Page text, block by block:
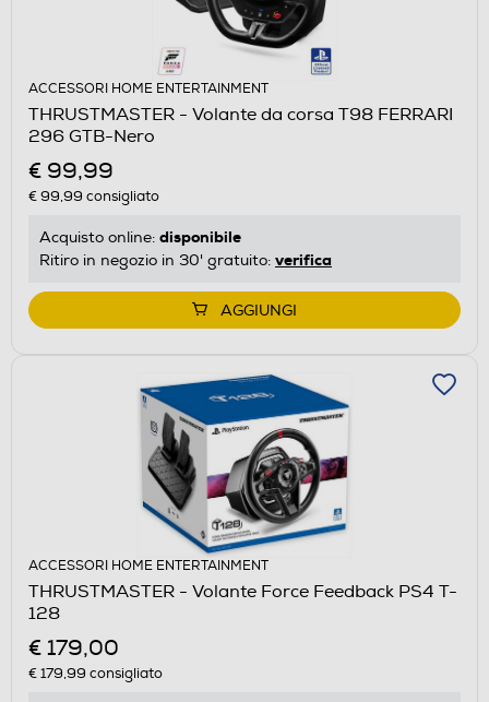
ACCESSORI HOME ENTERTAINMENT
THRUSTMASTER - Volante da corsa T98 FERRARI
296 GTB-Nero
€ 99,99
€ 99,99 consigliato
Acquisto online: disponibile
Ritiro in negozio in 30' gratuito: verifica
AGGIUNGI
ACCESSORI HOME ENTERTAINMENT
THRUSTMASTER - Volante Force Feedback PS4 T-
128
€ 179,00
€ 179,99 consigliato